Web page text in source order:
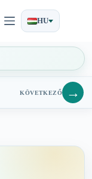
HU
KÖVETKEZŐ →